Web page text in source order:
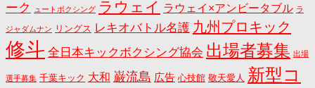
ーク
ュートボクシング ラウェイ ラウェイ×アンビータブル ラ
ジャダムナン リングス レキオバトル名護 九州プロキック
修斗 全日本キックボクシング協会 出場者募集 出場
選手募集 千葉キック 大和 巌流島 広告 心技館 敬天愛人 新型コ